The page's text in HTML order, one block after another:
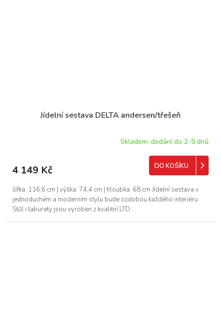
Jídelní sestava DELTA andersen/třešeň
Skladem: dodání do 2-5 dnů
4 149 Kč DO KOŠÍKU
šířka: 116,6 cm | výška: 74,4 cm | hloubka: 68 cm Jídelní sestava v
jednoduchém a moderním stylu bude ozdobou každého interiéru.
Stůl i taburety jsou vyroben z kvalitní LTD...